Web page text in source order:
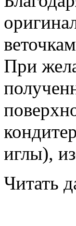
При
иглы),
Читать